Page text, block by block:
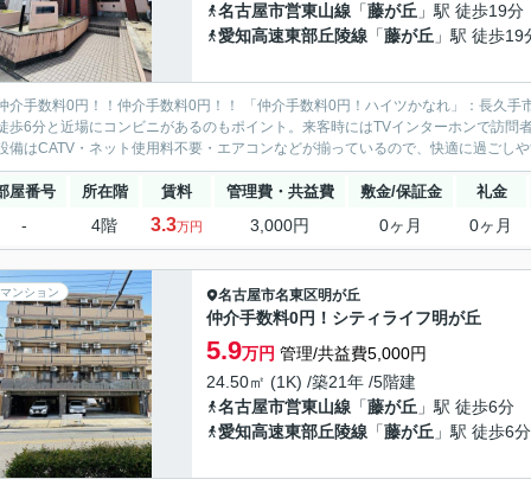
名古屋市営東山線 「藤が丘 」駅 徒歩19分
愛知高速東部丘陵線 「藤が丘 」駅 徒歩19
介手数料0円！！仲介手数料0円！！ 「仲介手数料0円！ハイツかなれ」：長久
歩6分と近場にコンビニがあるのもポイント。来客時にはTVインターホンで訪
備はCATV・ネット使用料不要・エアコンなどが揃っているので、快適に過ごし
屋番号 所在階 賃料 管理費・共益費 敷金/保証金 礼金
- 4階 3.3万円 3,000円 0ヶ月 0ヶ月
ンション 名古屋市名東区明が丘
仲介手数料0円！シティライフ明が丘
5.9万円 管理/共益費5,000円
24.50㎡ (1K) /築21年 /5階建
名古屋市営東山線 「藤が丘 」駅 徒歩6分
愛知高速東部丘陵線 「藤が丘 」駅 徒歩6分